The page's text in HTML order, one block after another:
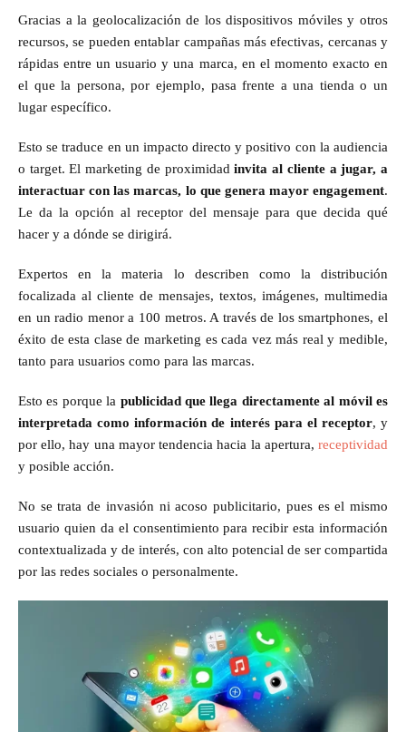
Gracias a la geolocalización de los dispositivos móviles y otros
recursos, se pueden entablar campañas más efectivas, cercanas y
rápidas entre un usuario y una marca, en el momento exacto en
el que la persona, por ejemplo, pasa frente a una tienda o un
lugar específico.
Esto se traduce en un impacto directo y positivo con la audiencia
o target. El marketing de proximidadinvita al cliente a jugar, a
interactuar con las marcas, lo que genera mayor engagement.
Le da la opción al receptor del mensaje para que decida qué
hacer y a dónde se dirigirá.
Expertos en la materia lo describen como la distribución
focalizada al cliente de mensajes, textos, imágenes, multimedia
en un radio menor a 100 metros. A través de los smartphones, el
éxito de esta clase de marketing es cada vez más real y medible,
tanto para usuarios como para las marcas.
Esto es porque la publicidad que llega directamente al móvil es
interpretada como información de interés para el receptor, y
por ello, hay una mayor tendencia hacia la apertura, receptividad
y posible acción.
No se trata de invasión ni acoso publicitario, pues es el mismo
usuario quien da el consentimiento para recibir esta información
contextualizada y de interés, con alto potencial de ser compartida
por las redes sociales o personalmente.